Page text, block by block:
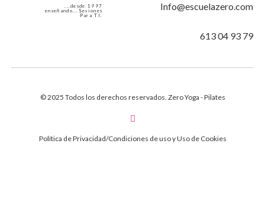
...desde 1997
enseñando...Sesiones
Para TI.
Info@escuelazero.com
613 04 93 79
© 2025 Todos los derechos reservados. Zero Yoga - Pilates
Política de Privacidad/Condiciones de uso y Uso de Cookies